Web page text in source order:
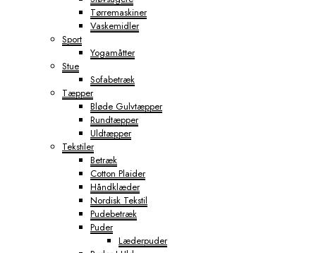
Tørremaskiner
Vaskemidler
Sport
Yogamåtter
Stue
Sofabetræk
Tæpper
Bløde Gulvtæpper
Rundtæpper
Uldtæpper
Tekstiler
Betræk
Cotton Plaider
Håndklæder
Nordisk Tekstil
Pudebetræk
Puder
Læderpuder